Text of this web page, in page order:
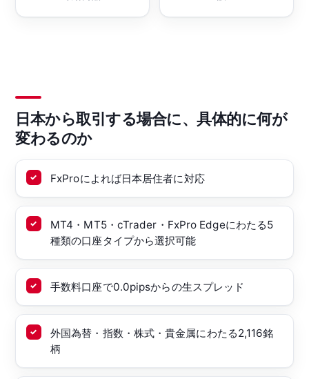
日本から取引する場合に、具体的に何が
変わるのか
FxProによれば日本居住者に対応
MT4・MT5・cTrader・FxPro Edgeにわたる5
種類の口座タイプから選択可能
手数料口座で0.0pipsからの生スプレッド
外国為替・指数・株式・貴金属にわたる2,116銘
柄